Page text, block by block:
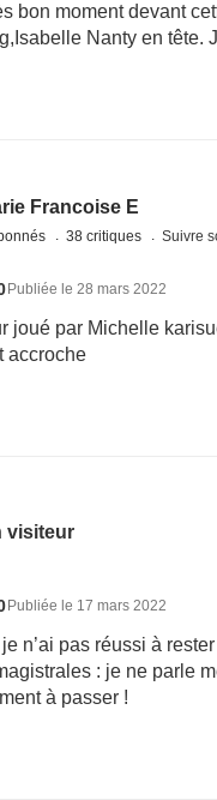
bon moment devant
Nanty en tête.
Francoise E
38 critiques Suivre
Publiée le 28 mars 2022
joué par Michelle
accroche
visiteur
Publiée le 17 mars 2022
je n’ai pas réussi à
: je ne parle
à passer !